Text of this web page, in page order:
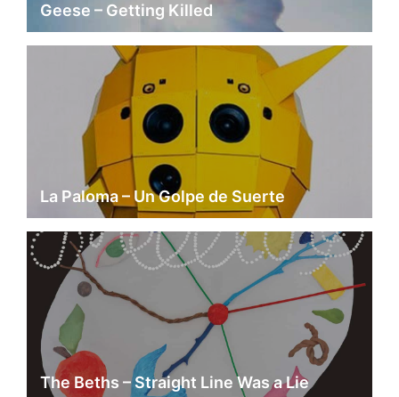
Geese – Getting Killed
La Paloma – Un Golpe de Suerte
The Beths – Straight Line Was a Lie